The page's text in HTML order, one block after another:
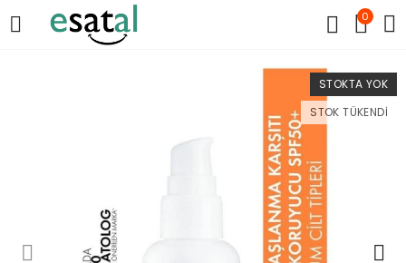
0
STOKTA YOK
STOK TÜKENDI